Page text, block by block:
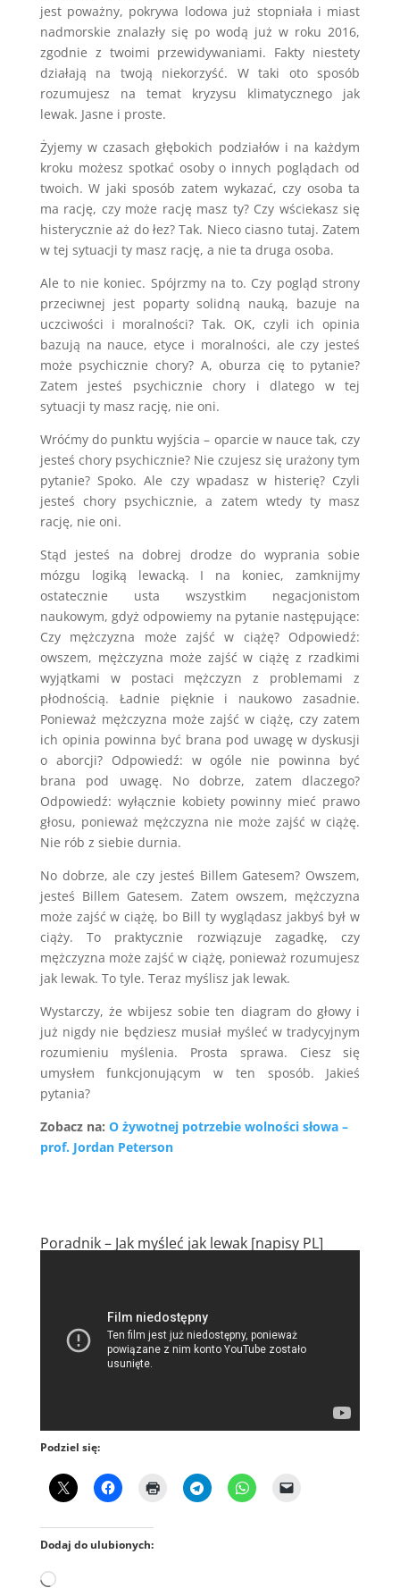
jest poważny, pokrywa lodowa już stopniała i miast
nadmorskie znalazły się po wodą już w roku 2016,
zgodnie z twoimi przewidywaniami. Fakty niestety
działają na twoją niekorzyść. W taki oto sposób
rozumujesz na temat kryzysu klimatycznego jak
lewak. Jasne i proste.
Żyjemy w czasach głębokich podziałów i na każdym
kroku możesz spotkać osoby o innych poglądach od
twoich. W jaki sposób zatem wykazać, czy osoba ta
ma rację, czy może rację masz ty? Czy wściekasz się
histerycznie aż do łez? Tak. Nieco ciasno tutaj. Zatem
w tej sytuacji ty masz rację, a nie ta druga osoba.
Ale to nie koniec. Spójrzmy na to. Czy pogląd strony
przeciwnej jest poparty solidną nauką, bazuje na
uczciwości i moralności? Tak. OK, czyli ich opinia
bazują na nauce, etyce i moralności, ale czy jesteś
może psychicznie chory? A, oburza cię to pytanie?
Zatem jesteś psychicznie chory i dlatego w tej
sytuacji ty masz rację, nie oni.
Wróćmy do punktu wyjścia – oparcie w nauce tak, czy
jesteś chory psychicznie? Nie czujesz się urażony tym
pytanie? Spoko. Ale czy wpadasz w histerię? Czyli
jesteś chory psychicznie, a zatem wtedy ty masz
rację, nie oni.
Stąd jesteś na dobrej drodze do wyprania sobie
mózgu logiką lewacką. I na koniec, zamknijmy
ostatecznie usta wszystkim negacjonistom
naukowym, gdyż odpowiemy na pytanie następujące:
Czy mężczyzna może zajść w ciążę? Odpowiedź:
owszem, mężczyzna może zajść w ciążę z rzadkimi
wyjątkami w postaci mężczyzn z problemami z
płodnością. Ładnie pięknie i naukowo zasadnie.
Ponieważ mężczyzna może zajść w ciążę, czy zatem
ich opinia powinna być brana pod uwagę w dyskusji
o aborcji? Odpowiedź: w ogóle nie powinna być
brana pod uwagę. No dobrze, zatem dlaczego?
Odpowiedź: wyłącznie kobiety powinny mieć prawo
głosu, ponieważ mężczyzna nie może zajść w ciążę.
Nie rób z siebie durnia.
No dobrze, ale czy jesteś Billem Gatesem? Owszem,
jesteś Billem Gatesem. Zatem owszem, mężczyzna
może zajść w ciążę, bo Bill ty wyglądasz jakbyś był w
ciąży. To praktycznie rozwiązuje zagadkę, czy
mężczyzna może zajść w ciążę, ponieważ rozumujesz
jak lewak. To tyle. Teraz myślisz jak lewak.
Wystarczy, że wbijesz sobie ten diagram do głowy i
już nigdy nie będziesz musiał myśleć w tradycyjnym
rozumieniu myślenia. Prosta sprawa. Ciesz się
umysłem funkcjonującym w ten sposób. Jakieś
pytania?
Zobacz na: O żywotnej potrzebie wolności słowa –
prof. Jordan Peterson
Poradnik – Jak myśleć jak lewak [napisy PL]
Podziel się:
Dodaj do ulubionych:
Wczytywanie…